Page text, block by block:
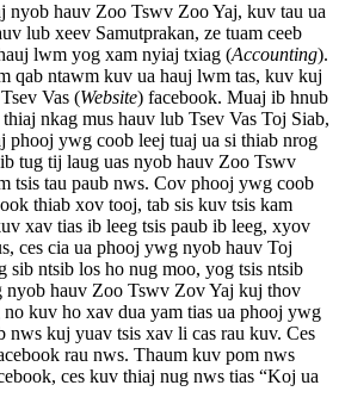
nyob hauv Zoo Tswv Zoo Yaj, kuv tau ua
lub xeev Samutprakan, ze tuam ceeb
lwm yog xam nyiaj txiag (Accounting).
qab ntawm kuv ua hauj lwm tas, kuv kuj
Vas (Website) facebook. Muaj ib hnub
nkag mus hauv lub Tsev Vas Toj Siab,
phooj ywg coob leej tuaj ua si thiab nrog
tug tij laug uas nyob hauv Zoo Tswv
tsis tau paub nws. Cov phooj ywg coob
thiab xov tooj, tab sis kuv tsis kam
xav tias ib leeg tsis paub ib leeg, xyov
ces cia ua phooj ywg nyob hauv Toj
sib ntsib los ho nug moo, yog tsis ntsib
hauv Zoo Tswv Zov Yaj kuj thov
kuv ho xav dua yam tias ua phooj ywg
nws kuj yuav tsis xav li cas rau kuv. Ces
rau nws. Thaum kuv pom nws
ces kuv thiaj nug nws tias “Koj ua